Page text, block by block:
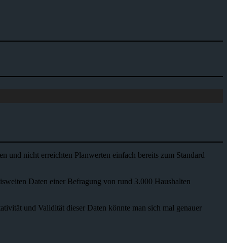
und nicht erreichten Planwerten einfach bereits zum Standard
Daten einer Befragung von rund 3.000 Haushalten
und Validität dieser Daten könnte man sich mal genauer